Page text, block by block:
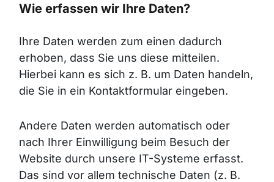
Wie erfassen wir Ihre Daten?
Ihre Daten werden zum einen dadurch
erhoben, dass Sie uns diese mitteilen.
Hierbei kann es sich z. B. um Daten handeln,
die Sie in ein Kontaktformular eingeben.
Andere Daten werden automatisch oder
nach Ihrer Einwilligung beim Besuch der
Website durch unsere IT-Systeme erfasst.
Das sind vor allem technische Daten (z. B.